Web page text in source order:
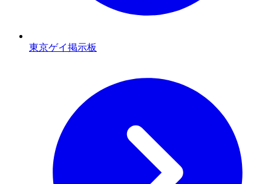
東京ゲイ掲示板